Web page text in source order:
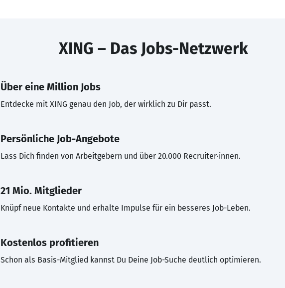
XING – Das Jobs-Netzwerk
Über eine Million Jobs
Entdecke mit XING genau den Job, der wirklich zu Dir passt.
Persönliche Job-Angebote
Lass Dich finden von Arbeitgebern und über 20.000 Recruiter·innen.
21 Mio. Mitglieder
Knüpf neue Kontakte und erhalte Impulse für ein besseres Job-Leben.
Kostenlos profitieren
Schon als Basis-Mitglied kannst Du Deine Job-Suche deutlich optimieren.